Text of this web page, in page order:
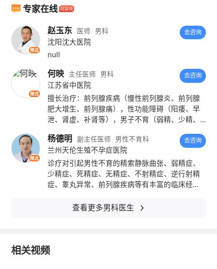
如果是三十岁以下的男性朋友，需要做精
液质量的检查，刚结婚或者是结婚之后一直没
有生育的男性朋友，最需要做的就是精液的检
查，精子密度、活力低下的精子有可能会使女
性受孕几率下降或是导致
。而男性衣
原体或者是支原体感染很有可能会引起胚胎发
育异常。
2019-01-15
举报/反馈
本内容不能代替面诊，如有不适请尽快就医
专家在线
精选
赵玉东 医师 男科
沈阳沈大医院
去咨询
null
精选
何映 主任医师 男科
江苏省中医院
去咨询
擅长治疗：前列腺疾病（慢性前列腺炎、前列腺
肥大增生、前列腺痛），性功能障碍（阳痿、早
泄、肾虚、补肾等），男子不育（弱精、少精、
缓等男科疾病。
精选
杨德明 副主任医师 男性不育科
兰州天伦生殖不孕症医院
去咨询
诊疗对引起男性不育的精索静脉曲张、弱精症、
少精症、死精症、无精症、不射精症、逆行射精
症、睾丸异常、前列腺疾病等有丰富的临床经
加专业学习班及各种学习交流。
查看更多男科医生
相关视频